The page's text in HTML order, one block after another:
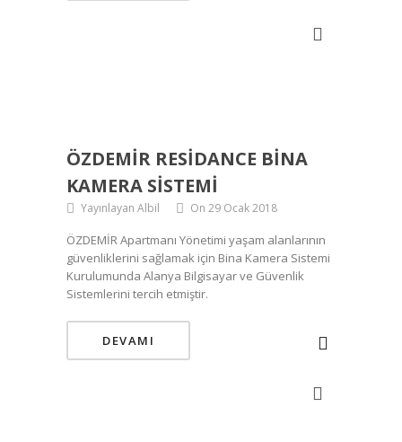
ÖZDEMİR RESIDANCE BINA
KAMERA SISTEMI
Yayınlayan Albil On 29 Ocak 2018
ÖZDEMİR Apartmanı Yönetimi yaşam alanlarının
güvenliklerini sağlamak için Bina Kamera Sistemi
Kurulumunda Alanya Bilgisayar ve Güvenlik
Sistemlerini tercih etmiştir.
DEVAMI